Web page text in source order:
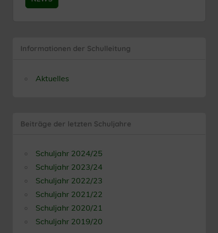
Informationen der Schulleitung
Aktuelles
Beiträge der letzten Schuljahre
Schuljahr 2024/25
Schuljahr 2023/24
Schuljahr 2022/23
Schuljahr 2021/22
Schuljahr 2020/21
Schuljahr 2019/20